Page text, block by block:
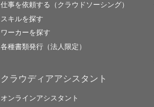
仕事を依頼する（クラウドソーシング）
スキルを探す
ワーカーを探す
各種書類発行（法人限定）
クラウディアアシスタント
オンラインアシスタント